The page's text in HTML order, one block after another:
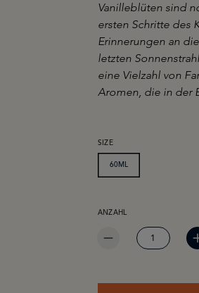
Vanilleblüten sind
ersten Schritte des
Erinnerungen an
letzten
eine Vielzahl von
Aromen, die in der
SIZEAUSWÄHLEN
60ML
PRODUKT ANZAHL: GIB
ANZAHL